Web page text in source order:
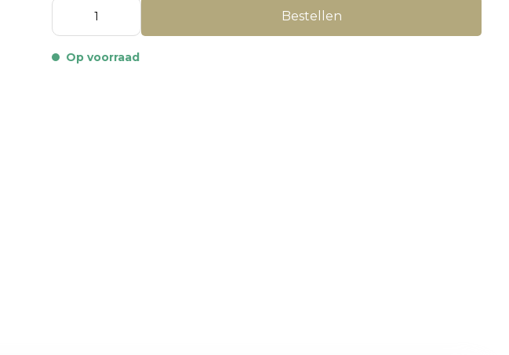
Bestellen
Op voorraad